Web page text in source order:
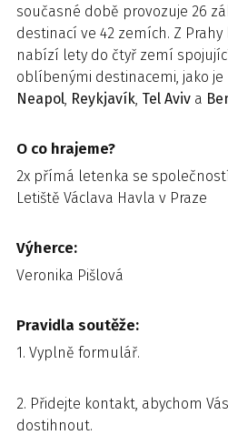
současné době provozuje 26
destinací ve 42 zemích. Z
nabízí lety do čtyř zemí
oblíbenými destinacemi, jako je
Neapol, Reykjavík, Tel Aviv a
O co hrajeme?
2x přímá letenka se
Letiště Václava Havla v Praze
Výherce:
Veronika Pišlová
Pravidla soutěže:
1. Vyplně formulář.
2. Přidejte kontakt, abychom
dostihnout.